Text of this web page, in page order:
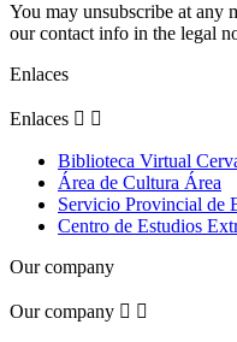
You may unsubscribe at any
our contact info in the legal
Enlaces
Enlaces  
Biblioteca Virtual
Área de Cultura Área
Servicio Provincial de
Centro de Estudios
Our company
Our company  